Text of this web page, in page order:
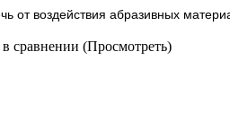
от воздействия абразивных
сравнении (Просмотреть)